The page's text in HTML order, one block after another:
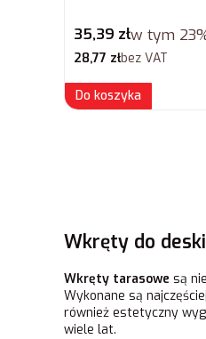
Cena brutto
35,39 złw tym
Cena netto
28,77 złbez VAT
Do koszyka
Wkręty do
Wkręty tarasowe są
Wykonane są
również estetyczny
wiele lat.